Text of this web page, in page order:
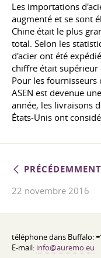
Les importations
augmenté et se sont
Chine était le plus
total. Selon les
d'acier ont été
chiffre était supérieur
Pour les fournisseurs
ASEN est devenue
année, les livraisons
États-Unis ont
PRÉCÉDEMMENT
22 novembre 2016
téléphone dans Buffalo:
E-mail: info@auremo.eu